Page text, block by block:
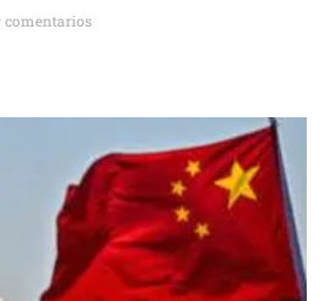
comentarios